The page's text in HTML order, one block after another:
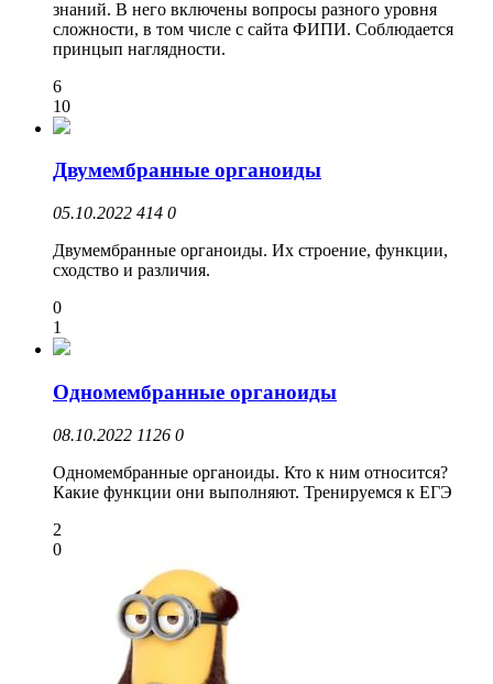
знаний. В него включены вопросы разного уровня
сложности, в том числе с сайта ФИПИ. Соблюдается
принцып наглядности.
6
10
Двумембранные органоиды
05.10.2022 414 0
Двумембранные органоиды. Их строение, функции,
сходство и различия.
0
1
Одномембранные органоиды
08.10.2022 1126 0
Одномембранные органоиды. Кто к ним относится?
Какие функции они выполняют. Тренируемся к ЕГЭ
2
0